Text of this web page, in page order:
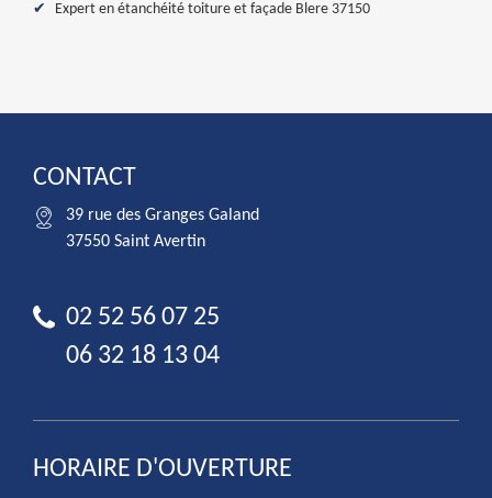
Expert en étanchéité toiture et façade Blere 37150
CONTACT
39 rue des Granges Galand
37550 Saint Avertin
02 52 56 07 25
06 32 18 13 04
HORAIRE D'OUVERTURE